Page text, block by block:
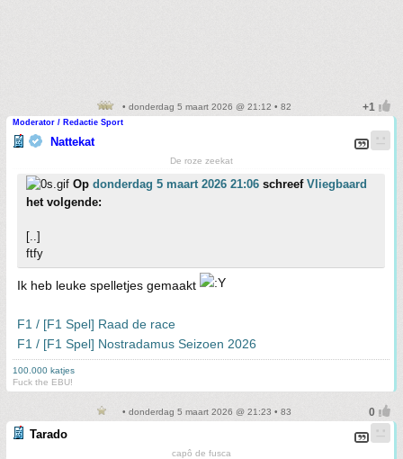
• donderdag 5 maart 2026 @ 21:12 • 82
Moderator / Redactie Sport
Nattekat
De roze zeekat
Op donderdag 5 maart 2026 21:06 schreef Vliegbaard
het volgende:
[..]
ftfy
Ik heb leuke spelletjes gemaakt
F1 / [F1 Spel] Raad de race
F1 / [F1 Spel] Nostradamus Seizoen 2026
100.000 katjes
Fuck the EBU!
• donderdag 5 maart 2026 @ 21:23 • 83
Tarado
capô de fusca